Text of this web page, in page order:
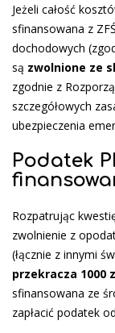
Jeżeli całość
sfinansowana z
dochodowych
są zwolnione ze
zgodnie z
szczegółowych
ubezpieczenia
Podatek
Rozpatrując
zwolnienie z
(łącznie z innymi
przekracza 1000
sfinansowana ze
zapłacić podatek